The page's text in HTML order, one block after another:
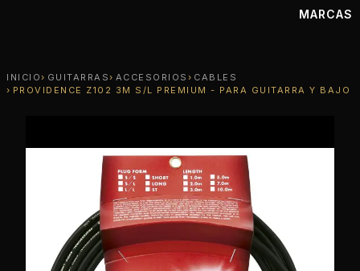
MARCAS
INICIO GUITARRAS ACCESORIOS
CABLES
PROVIDENCE Z102 3M S/L PREMIUM - PARA GUITARRA Y BAJO